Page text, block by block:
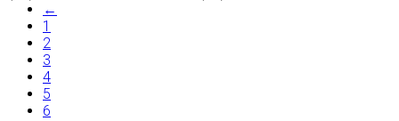
←
1
2
3
4
5
6